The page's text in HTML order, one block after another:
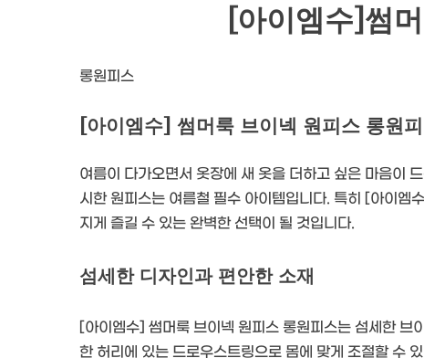
[아이엠수]썸
롱원피스
[아이엠수] 썸머룩 브이넥 원피스 롱원
여름이 다가오면서 옷장에 새 옷을 더하고 싶은 마음이
시한 원피스는 여름철 필수 아이템입니다. 특히 [아이엠
지게 즐길 수 있는 완벽한 선택이 될 것입니다.
섬세한 디자인과 편안한 소재
[아이엠수] 썸머룩 브이넥 원피스 롱원피스는 섬세한 브
한 허리에 있는 드로우스트링으로 몸에 맞게 조절할 수